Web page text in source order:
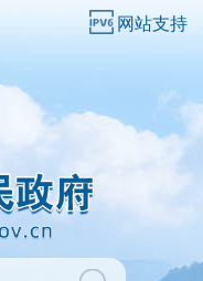
网站支持